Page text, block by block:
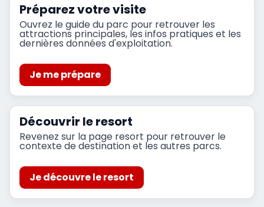
Préparez votre visite
Ouvrez le guide du parc pour retrouver les
attractions principales, les infos pratiques et les
dernières données d'exploitation.
Je me prépare
Découvrir le resort
Revenez sur la page resort pour retrouver le
contexte de destination et les autres parcs.
Je découvre le resort